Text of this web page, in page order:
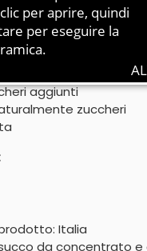
DI VENDITA:
A BASE DI
aggiunti
zuccheri
Italia
da concentrato e